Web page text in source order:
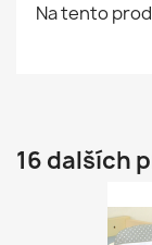
Na tento
16 dalších